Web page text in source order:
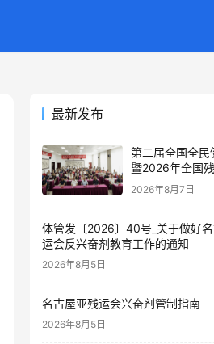
最新发布
第二届全国全民
暨2026年全国
球推广活动在京
2026年8月7日
体管发〔2026〕40号_关于做好
运会反兴奋剂教育工作的通知
2026年8月5日
名古屋亚残运会兴奋剂管制指南
2026年8月5日